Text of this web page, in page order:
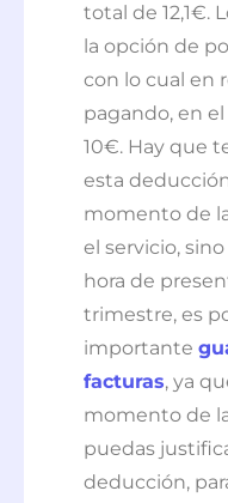
total de 12,1€.
la opción de
con lo cual en
pagando, en
10€. Hay que
esta
momento de
el servicio,
hora de
trimestre, es
importante
facturas, ya
momento de
puedas
deducción,